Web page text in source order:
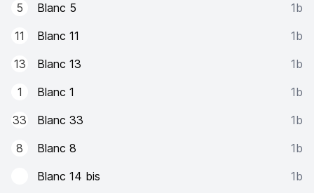
5
Blanc 5
1b
11
Blanc 11
1b
13
Blanc 13
1b
1
Blanc 1
1b
33
Blanc 33
1b
8
Blanc 8
1b
Blanc 14 bis
1b